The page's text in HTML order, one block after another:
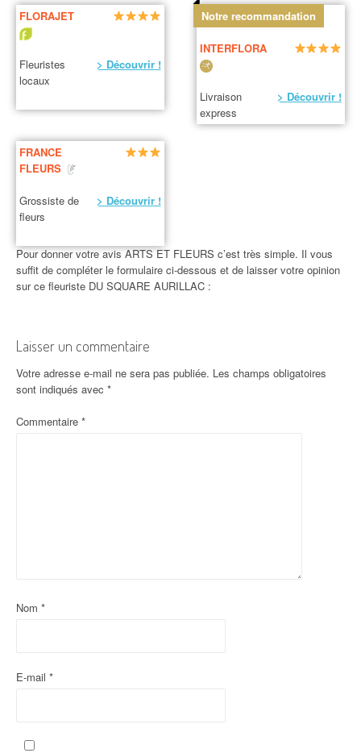
FLORAJET
Fleuristes
locaux
> Découvrir !
Notre recommandation
INTERFLORA
Livraison
express
> Découvrir !
FRANCE
FLEURS
Grossiste de
fleurs
> Découvrir !
Pour donner votre avis ARTS ET FLEURS c’est très simple. Il vous
suffit de compléter le formulaire ci-dessous et de laisser votre opinion
sur ce fleuriste DU SQUARE AURILLAC :
Laisser un commentaire
Votre adresse e-mail ne sera pas publiée. Les champs obligatoires
sont indiqués avec *
Commentaire *
Nom *
E-mail *